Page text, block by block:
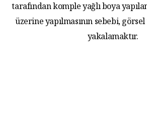
tarafından komple yağlı boya
üzerine yapılmasının sebebi,
yakalamaktır.